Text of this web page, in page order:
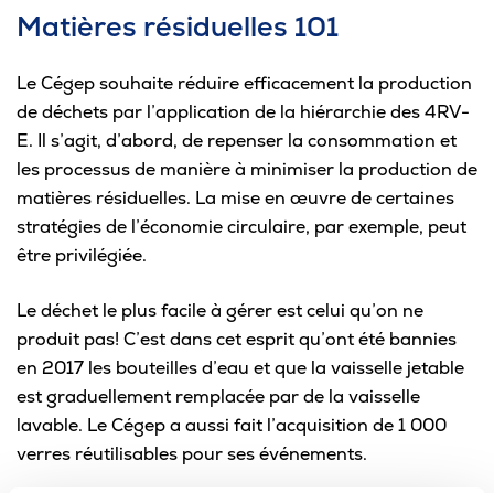
Matières résiduelles 101
Le Cégep souhaite réduire efficacement la production
de déchets par l’application de la hiérarchie des 4RV-
E. Il s’agit, d’abord, de repenser la consommation et
les processus de manière à minimiser la production de
matières résiduelles. La mise en œuvre de certaines
stratégies de l’économie circulaire, par exemple, peut
être privilégiée.
Le déchet le plus facile à gérer est celui qu’on ne
produit pas! C’est dans cet esprit qu’ont été bannies
en 2017 les bouteilles d’eau et que la vaisselle jetable
est graduellement remplacée par de la vaisselle
lavable. Le Cégep a aussi fait l’acquisition de 1 000
verres réutilisables pour ses événements.